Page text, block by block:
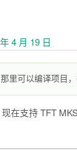
4 月 19 日
里可以编译项目
在支持 TFT MKS